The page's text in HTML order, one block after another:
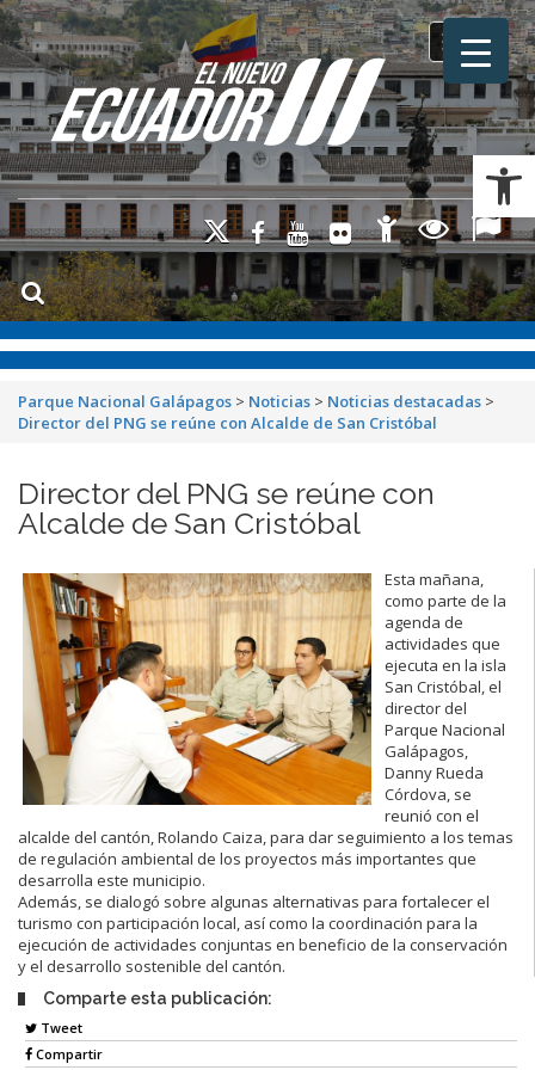
Toggle
Parque Nacional Galápagos > Noticias > Noticias destacadas >
Director del PNG se reúne con Alcalde de San Cristóbal
Director del PNG se reúne con
Alcalde de San Cristóbal
Esta mañana,
como parte de la
agenda de
actividades que
ejecuta en la isla
San Cristóbal, el
director del
Parque Nacional
Galápagos,
Danny Rueda
Córdova, se
reunió con el
alcalde del cantón, Rolando Caiza, para dar seguimiento a los temas
de regulación ambiental de los proyectos más importantes que
desarrolla este municipio.
Además, se dialogó sobre algunas alternativas para fortalecer el
turismo con participación local, así como la coordinación para la
ejecución de actividades conjuntas en beneficio de la conservación
y el desarrollo sostenible del cantón.
Comparte esta publicación:
Tweet
Compartir